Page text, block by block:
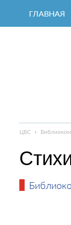
ГЛАВНАЯ
ЦБС ›